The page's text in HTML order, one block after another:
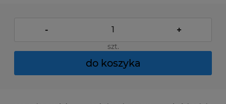
- +
szt.
do koszyka